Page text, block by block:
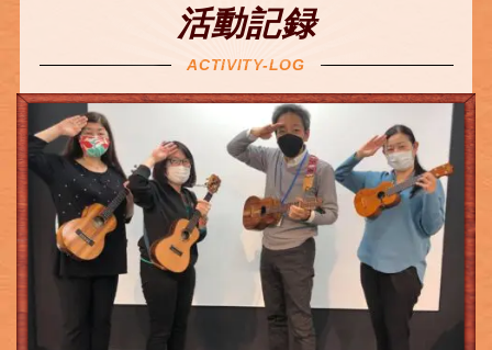
活動記録
ACTIVITY-LOG